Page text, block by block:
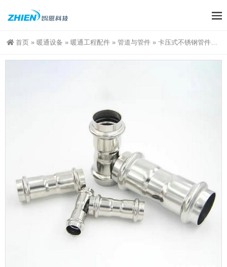
首页 » 暖通设备 » 暖通工程配件 » 管道与管件 » 卡压式不锈钢管件：等径对接头